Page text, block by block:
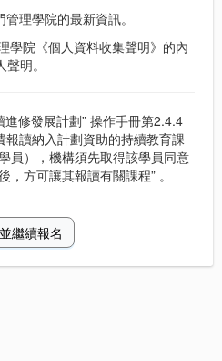
理學院的最新資訊。
學院《個人資料收集聲明》的內
明。
修發展計劃” 操作手冊第2.4.4
報讀納入計劃資助的持續教育課
員），機構須先取得該學員同意
方可讓其報讀有關課程” 。
繼續報名